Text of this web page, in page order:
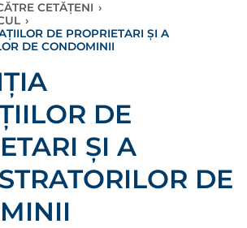
CETĂȚENI ›
›
DE PROPRIETARI ŞI A
DE CONDOMINII
DE
ŞI A
DE